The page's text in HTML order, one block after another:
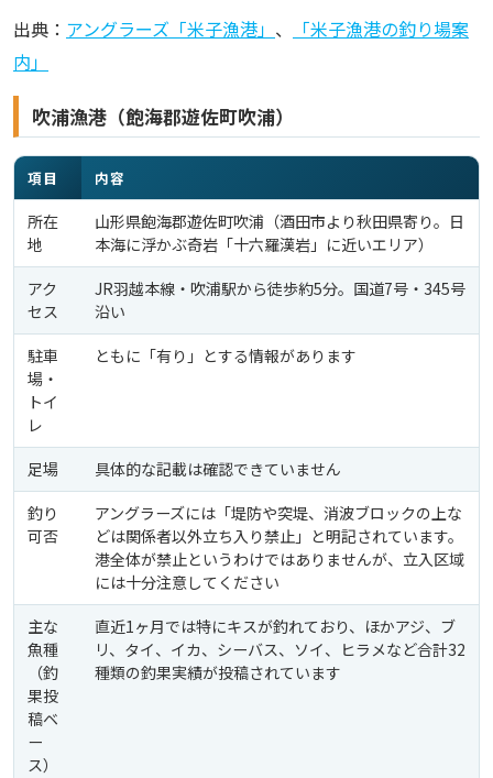
出典： アングラーズ「米子漁港」 、
「米子漁港の釣り場案
内」
吹浦漁港（飽海郡遊佐町吹浦）
項目 内容
所在
地
山形県飽海郡遊佐町吹浦（酒田市より秋田県寄り。日
本海に浮かぶ奇岩「十六羅漢岩」に近いエリア）
アク
セス
JR羽越本線・吹浦駅から徒歩約5分。国道7号・345号
沿い
駐車
場・
トイ
レ
ともに「有り」とする情報があります
足場
具体的な記載は確認できていません
釣り
可否
アングラーズには「堤防や突堤、消波ブロックの上な
どは関係者以外立ち入り禁止」と明記されています。
港全体が禁止というわけではありませんが、立入区域
には十分注意してください
主な
魚種
（釣
果投
稿ベ
ー
ス）
直近1ヶ月では特にキスが釣れており、ほかアジ、ブ
リ、タイ、イカ、シーバス、ソイ、ヒラメなど合計32
種類の釣果実績が投稿されています